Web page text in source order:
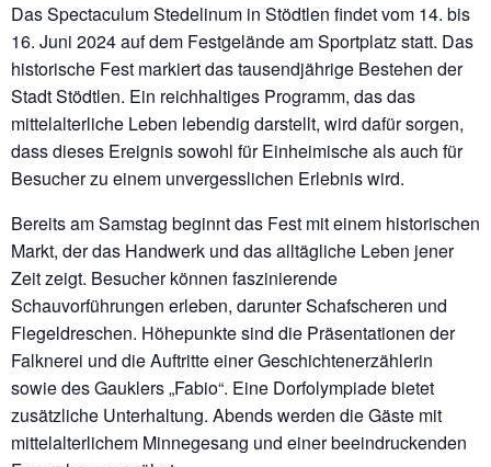
Das Spectaculum Stedelinum in Stödtlen findet vom 14. bis
16. Juni 2024 auf dem Festgelände am Sportplatz statt. Das
historische Fest markiert das tausendjährige Bestehen der
Stadt Stödtlen. Ein reichhaltiges Programm, das das
mittelalterliche Leben lebendig darstellt, wird dafür sorgen,
dass dieses Ereignis sowohl für Einheimische als auch für
Besucher zu einem unvergesslichen Erlebnis wird.
Bereits am Samstag beginnt das Fest mit einem historischen
Markt, der das Handwerk und das alltägliche Leben jener
Zeit zeigt. Besucher können faszinierende
Schauvorführungen erleben, darunter Schafscheren und
Flegeldreschen. Höhepunkte sind die Präsentationen der
Falknerei und die Auftritte einer Geschichtenerzählerin
sowie des Gauklers „Fabio“. Eine Dorfolympiade bietet
zusätzliche Unterhaltung. Abends werden die Gäste mit
mittelalterlichem Minnegesang und einer beeindruckenden